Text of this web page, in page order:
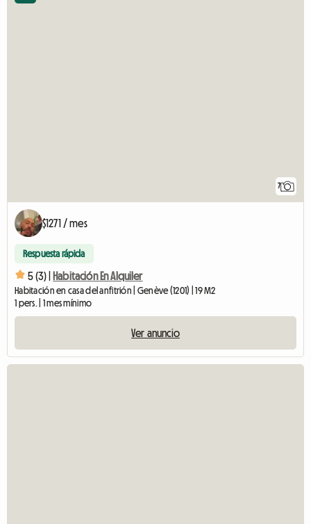
7
$1271 / mes
Respuesta rápida
5 (3) | Habitación En Alquiler
Habitación en casa del anfitrión | Genève (1201) | 19 M2
1 pers. | 1 mes mínimo
Ver anuncio